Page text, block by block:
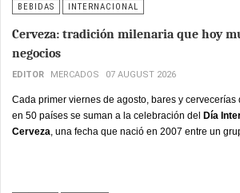
BEBIDAS INTERNACIONAL
Cerveza: tradición milenaria que hoy
negocios
EDITOR MERCADOS 07 AUGUST 2026
Cada primer viernes de agosto, bares y
en 50 países se suman a la celebración del Día
Cerveza , una fecha que nació en 2007 entre un